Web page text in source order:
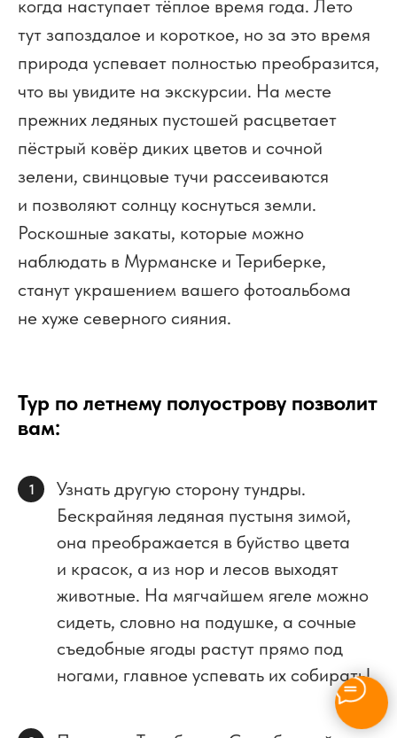
когда наступает тёплое время года. Лето
тут запоздалое и короткое, но за это время
природа успевает полностью преобразится,
что вы увидите на экскурсии. На месте
прежних ледяных пустошей расцветает
пёстрый ковёр диких цветов и сочной
зелени, свинцовые тучи рассеиваются
и позволяют солнцу коснуться земли.
Роскошные закаты, которые можно
наблюдать в Мурманске и Териберке,
станут украшением вашего фотоальбома
не хуже северного сияния.
Тур по летнему полуострову позволит
вам:
1
Узнать другую сторону тундры.
Бескрайняя ледяная пустыня зимой,
она преображается в буйство цвета
и красок, а из нор и лесов выходят
животные. На мягчайшем ягеле можно
сидеть, словно на подушке, а сочные
съедобные ягоды растут прямо под
ногами, главное успевать их собирать!